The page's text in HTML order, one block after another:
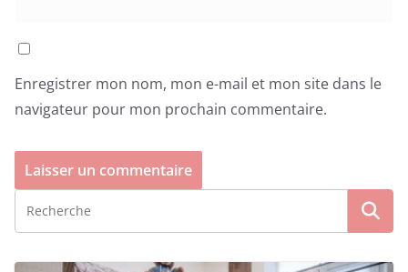
Enregistrer mon nom, mon e-mail et mon site dans le
navigateur pour mon prochain commentaire.